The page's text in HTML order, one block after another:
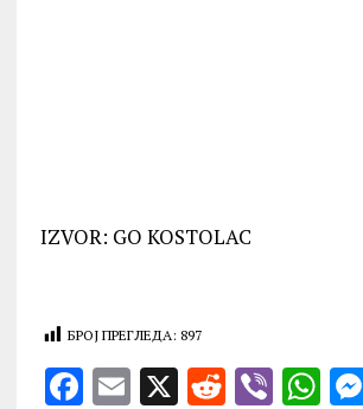
IZVOR: GO KOSTOLAC
БРОЈ ПРЕГЛЕДА: 897
F E X R V W